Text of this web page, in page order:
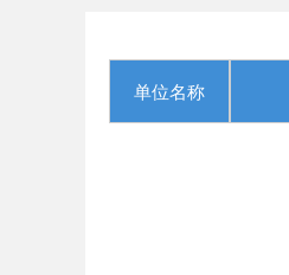
单位名称